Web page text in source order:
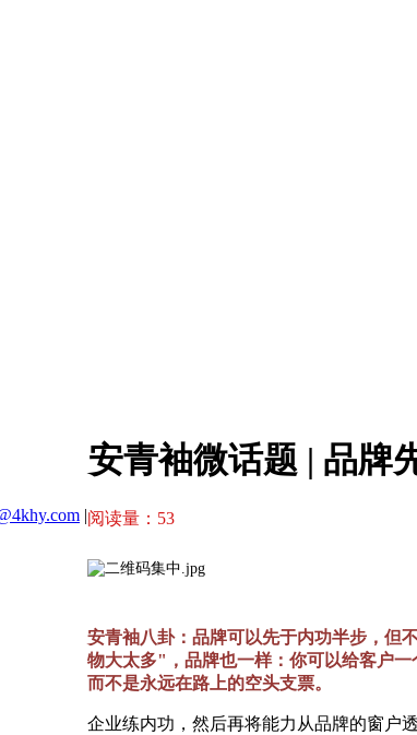
安青袖微话题 | 品牌
阅读量： 53
安青袖八卦：品牌可以先于内功半步，
物大太多"，品牌也一样：你可以给客户
而不是永远在路上的空头支票。
企业练内功，然后再将能力从品牌的窗户
|